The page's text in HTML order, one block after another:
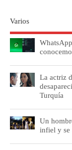
Varios
La actriz
Turquía
Un
infiel y se